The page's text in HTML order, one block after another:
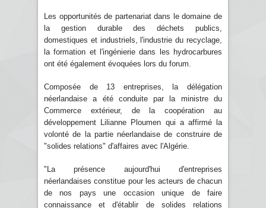
Les opportunités de partenariat dans le domaine de
la gestion durable des déchets publics,
domestiques et industriels, l'industrie du recyclage,
la formation et l'ingénierie dans les hydrocarbures
ont été également évoquées lors du forum.
Composée de 13 entreprises, la délégation
néerlandaise a été conduite par la ministre du
Commerce extérieur, de la coopération au
développement Lilianne Ploumen qui a affirmé la
volonté de la partie néerlandaise de construire de
"solides relations" d'affaires avec l'Algérie.
"La présence aujourd'hui d'entreprises
néerlandaises constitue pour les acteurs de chacun
de nos pays une occasion unique de faire
connaissance et d'établir de solides relations